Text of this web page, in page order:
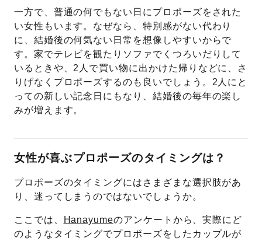
一方で、普通の何でもない日にプロポーズをされた
い女性もいます。なぜなら、特別感がない代わり
に、結婚後の何気ない日常を想像しやすいからで
す。家でテレビを観たりソファでくつろいだりして
いるときや、2人で買い物に出かけた帰りなどに、さ
りげなくプロポーズするのも良いでしょう。2人にと
っての新しい記念日にもなり、結婚後の毎年の楽し
みが増えます。
女性が喜ぶプロポーズのタイミングは？
プロポーズのタイミングにはさまざまな選択肢があ
り、迷ってしまうのではないでしょうか。
ここでは、 Hanayumeのアンケートから、実際にど
のようなタイミングでプロポーズをしたカップルが